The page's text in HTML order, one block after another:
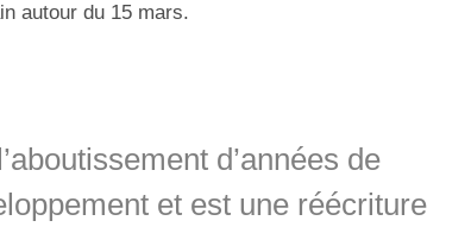
autour du 15 mars.
d’années de
et est une réécriture